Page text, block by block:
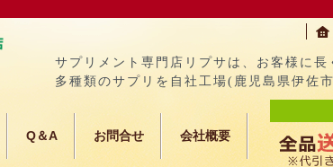
サプリメント専門店リプサは、お客様に
多種類のサプリを自社工場(鹿児島県伊佐
Q＆A お問合せ 会社概要